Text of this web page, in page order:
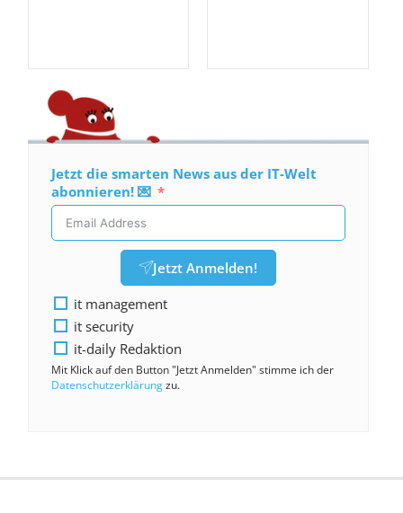
Jetzt die smarten News aus der IT-Welt
abonnieren! 💌
Jetzt Anmelden!
it management
it security
it-daily Redaktion
Mit Klick auf den Button "Jetzt Anmelden" stimme ich der
Datenschutzerklärungzu.